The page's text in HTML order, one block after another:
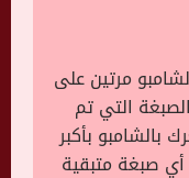
مرتين على
التي تم
بأكبر
صبغة متبقية